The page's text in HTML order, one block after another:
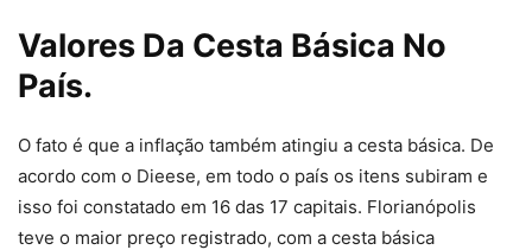
Valores Da Cesta Básica No
País.
O fato é que a inflação também atingiu a cesta básica. De
acordo com o Dieese, em todo o país os itens subiram e
isso foi constatado em 16 das 17 capitais. Florianópolis
teve o maior preço registrado, com a cesta básica